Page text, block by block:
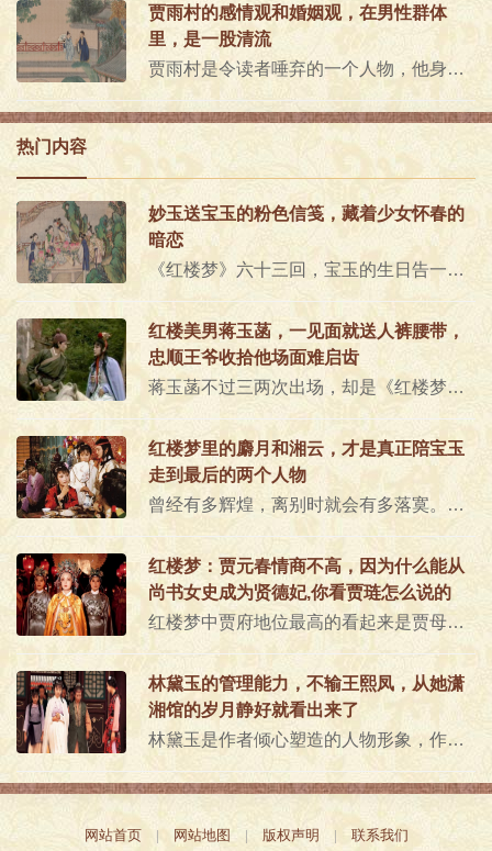
贾雨村的感情观和婚姻观，在男性群体
里，是一股清流
贾雨村是令读者唾弃的一个人物，他身上有两个原罪，一是不懂感恩甚至恩将仇报，如对待恩人之女英莲和对待提携自己的贾府；二是贪..
热门内容
妙玉送宝玉的粉色信笺，藏着少女怀春的
暗恋
《红楼梦》六十三回，宝玉的生日告一段落，前一晚众人喝了个横七竖八，早上才发现前一晚妙玉送来的生日祝福卡片。原文是这么描写..
红楼美男蒋玉菡，一见面就送人裤腰带，
忠顺王爷收拾他场面难启齿
蒋玉菡不过三两次出场，却是《红楼梦》里相当重要的一个人物。因为他和贾宝玉的联系实在太紧密了。第一、蒋玉菡对贾宝玉“一见钟..
红楼梦里的麝月和湘云，才是真正陪宝玉
走到最后的两个人物
曾经有多辉煌，离别时就会有多落寞。作为百年望族江南曹家的后裔，虽然曹雪芹所享受的不过是末世的繁华，但毕竟也过了一段锦衣玉..
红楼梦：贾元春情商不高，因为什么能从
尚书女史成为贤德妃,你看贾琏怎么说的
红楼梦中贾府地位最高的看起来是贾母，她是金字塔尖的人物，从王熙凤到王夫人贾政都是哄着老太太高兴，其实贾府的大小姐贾元春在..
林黛玉的管理能力，不输王熙凤，从她潇
湘馆的岁月静好就看出来了
林黛玉是作者倾心塑造的人物形象，作者给她西子般绝色的容颜，给了她比比干还多一窍的玲珑心，给了她满腹才华，为了不显得过于偏..
网站首页| 网站地图 | 版权声明 | 联系我们